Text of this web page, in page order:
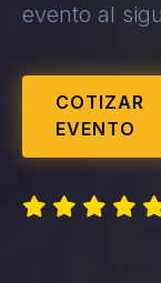
evento al
COTIZAR
EVENTO